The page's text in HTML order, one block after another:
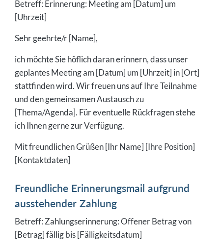
Betreff: Erinnerung: Meeting am [Datum] um
[Uhrzeit]
Sehr geehrte/r [Name],
ich möchte Sie höflich daran erinnern, dass unser
geplantes Meeting am [Datum] um [Uhrzeit] in [Ort]
stattfinden wird. Wir freuen uns auf Ihre Teilnahme
und den gemeinsamen Austausch zu
[Thema/Agenda]. Für eventuelle Rückfragen stehe
ich Ihnen gerne zur Verfügung.
Mit freundlichen Grüßen [Ihr Name] [Ihre Position]
[Kontaktdaten]
Freundliche Erinnerungsmail aufgrund
ausstehender Zahlung
Betreff: Zahlungserinnerung: Offener Betrag von
[Betrag] fällig bis [Fälligkeitsdatum]